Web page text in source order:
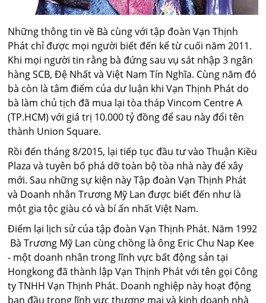
Những thông tin về Bà cùng với tập đoàn Vạn Thịnh
Phát chỉ được mọi người biết đến kể từ cuối năm 2011.
Khi mọi người tin rằng bà đứng sau vụ sát nhập 3 ngân
hàng SCB, Đệ Nhất và Việt Nam Tín Nghĩa. Cùng năm đó
bà còn là tâm điểm của dư luận khi Vạn Thịnh Phát do
bà làm chủ tịch đã mua lại tòa tháp Vincom Centre A
(TP.HCM) với giá trị 10.000 tỷ đồng để sau này đổi tên
thành Union Square.
Rồi đến tháng 8/2015, lại tiếp tục đầu tư vào Thuận Kiều
Plaza và tuyên bố phá dỡ toàn bộ tòa nhà này để xây
mới. Sau những sự kiện này Tập đoàn Vạn Thịnh Phát
và Doanh nhân Trương Mỹ Lan được biết đến như là
một gia tộc giàu có và bí ẩn nhất Việt Nam.
Điểm lại lịch sử của tập đoàn Vạn Thịnh Phát. Năm 1992
Bà Trương Mỹ Lan cùng chồng là ông Eric Chu Nap Kee
- một doanh nhân trong lĩnh vực bất động sản tại
Hongkong đã thành lập Vạn Thịnh Phát với tên gọi Công
ty TNHH Vạn Thịnh Phát. Doanh nghiệp này hoạt động
ban đầu trong lĩnh vực thương mại và kinh doanh nhà